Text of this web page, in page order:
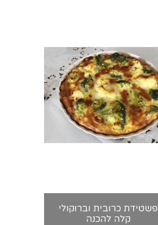
פשטידת כרובית וברוקולי
קלה להכנה